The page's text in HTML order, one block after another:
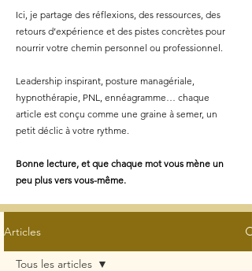
Ici, je partage des réflexions, des ressources, des
retours d’expérience et des pistes concrètes pour
nourrir votre chemin personnel ou professionnel.
Leadership inspirant, posture managériale,
hypnothérapie, PNL, ennéagramme… chaque
article est conçu comme une graine à semer, un
petit déclic à votre rythme.
Bonne lecture, et que chaque mot vous mène un
peu plus vers vous-même.
Articles
Tous les articles